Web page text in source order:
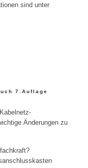
sind unter
7.Auflage
Änderungen zu